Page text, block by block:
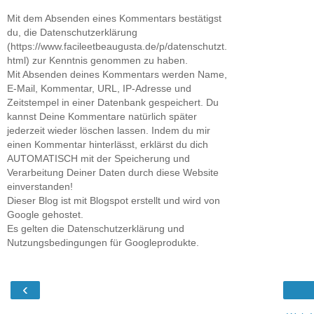
Mit dem Absenden eines Kommentars bestätigst
du, die Datenschutzerklärung
(https://www.facileetbeaugusta.de/p/datenschutzt.
html) zur Kenntnis genommen zu haben.
Mit Absenden deines Kommentars werden Name,
E-Mail, Kommentar, URL, IP-Adresse und
Zeitstempel in einer Datenbank gespeichert. Du
kannst Deine Kommentare natürlich später
jederzeit wieder löschen lassen. Indem du mir
einen Kommentar hinterlässt, erklärst du dich
AUTOMATISCH mit der Speicherung und
Verarbeitung Deiner Daten durch diese Website
einverstanden!
Dieser Blog ist mit Blogspot erstellt und wird von
Google gehostet.
Es gelten die Datenschutzerklärung und
Nutzungsbedingungen für Googleprodukte.
‹